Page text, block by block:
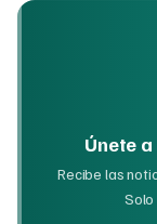
Únete
Recibe las
Solo